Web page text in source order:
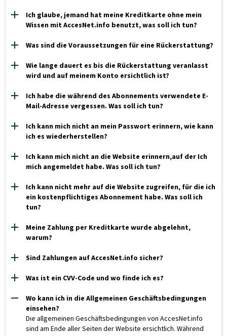
Ich glaube, jemand hat meine Kreditkarte ohne mein
Wissen mit AccesNet.info benutzt, was soll ich tun?
Was sind die Voraussetzungen für eine Rückerstattung?
Wie lange dauert es bis die Rückerstattung veranlasst
wird und auf meinem Konto ersichtlich ist?
Ich habe die während des Abonnements verwendete E-
Mail-Adresse vergessen. Was soll ich tun?
Ich kann mich nicht an mein Passwort erinnern, wie kann
ich es wiederherstellen?
Ich kann mich nicht an die Website erinnern,auf der Ich
mich angemeldet habe. Was soll ich tun?
Ich kann nicht mehr auf die Website zugreifen, für die ich
ein kostenpflichtiges Abonnement habe. Was soll ich
tun?
Meine Zahlung per Kreditkarte wurde abgelehnt,
warum?
Sind Zahlungen auf AccesNet.info sicher?
Was ist ein CVV-Code und wo finde ich es?
Wo kann ich in die Allgemeinen Geschäftsbedingungen
einsehen?
Die allgemeinen Geschäftsbedingungen von AccesNet.info
sind am Ende aller Seiten der Website ersichtlich. Während